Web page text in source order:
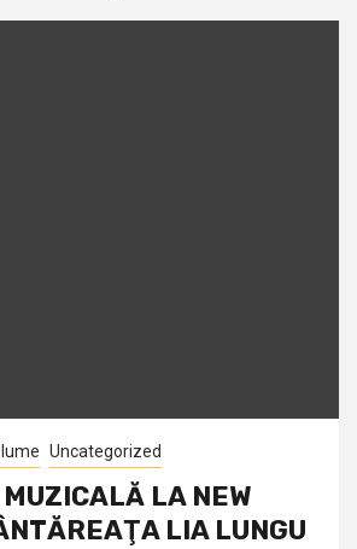
Uncategorized
LA NEW
LIA LUNGU